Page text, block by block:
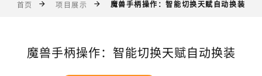
首页 项目展示 魔兽手柄操作：智能切换天赋自动换装
魔兽手柄操作：智能切换天赋自动换装